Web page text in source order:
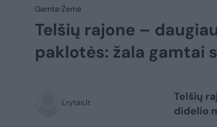
Gamta Žemė
Telšių rajone –
paklotės: žala gamtai
Lrytas.lt
Telšių
didelio